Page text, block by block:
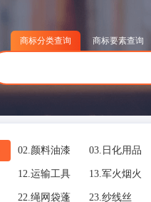
商标分类查询 商标要素查询
02.颜料油漆 03. 日化用品
12.运输工具 13.军火烟火
22.绳网袋蓬 23.纱线丝